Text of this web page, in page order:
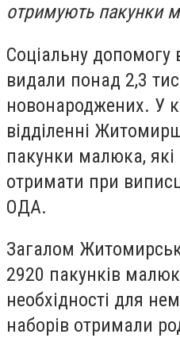
отримують пакунки
Соціальну допомогу
видали понад 2,3
новонароджених. У
відділенні
пакунки малюка,
отримати при
ОДА.
Загалом
2920 пакунків
необхідності для
наборів отримали